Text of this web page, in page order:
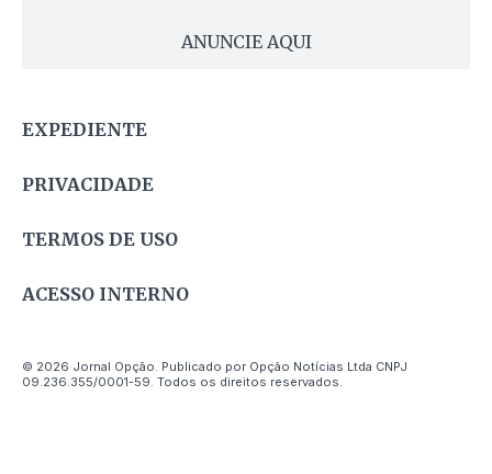
ANUNCIE AQUI
EXPEDIENTE
PRIVACIDADE
TERMOS DE USO
ACESSO INTERNO
© 2026 Jornal Opção. Publicado por Opção Notícias Ltda CNPJ
09.236.355/0001-59. Todos os direitos reservados.